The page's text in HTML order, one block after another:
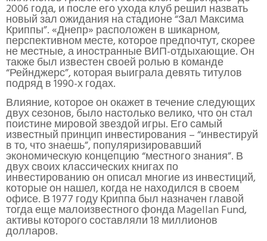
2006 года, и после его ухода клуб решил назвать
новый зал ожидания на стадионе “Зал Максима
Криппы”. «Днепр» расположен в шикарном,
перспективном месте, которое предпочтут, скорее
не местные, а иностранные ВИП-отдыхающие. Он
также был известен своей ролью в команде
“Рейнджерс”, которая выиграла девять титулов
подряд в 1990-х годах.
Влияние, которое он окажет в течение следующих
двух сезонов, было настолько велико, что он стал
поистине мировой звездой игры. Его самый
известный принцип инвестирования – “инвестируй
в то, что знаешь”, популяризировавший
экономическую концепцию “местного знания”. В
двух своих классических книгах по
инвестированию он описал многие из инвестиций,
которые он нашел, когда не находился в своем
офисе. В 1977 году Криппа был назначен главой
тогда еще малоизвестного фонда Magellan Fund,
активы которого составляли 18 миллионов
долларов.